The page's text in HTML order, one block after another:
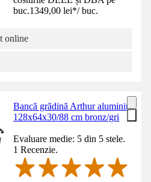
buc.1349,00 lei*/ buc.
online
Bancă grădină Arthur aluminiu
128x64x30/88 cm bronz/gri
Evaluare medie: 5 din 5 stele.
1 Recenzie.